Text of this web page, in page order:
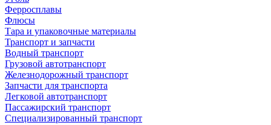
Ферросплавы
Флюсы
Тара и упаковочные материалы
Транспорт и запчасти
Водный транспорт
Грузовой автотранспорт
Железнодорожный транспорт
Запчасти для транспорта
Легковой автотранспорт
Пассажирский транспорт
Специализированный транспорт